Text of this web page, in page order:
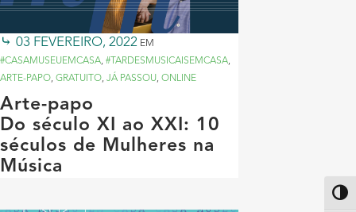
03 FEVEREIRO, 2022 EM
#CASAMUSEUEMCASA, #TARDESMUSICAISEMCASA,
ARTE-PAPO, GRATUITO, JÁ PASSOU, ONLINE
Arte-papo
Do século XI ao XXI: 10
séculos de Mulheres na
Música